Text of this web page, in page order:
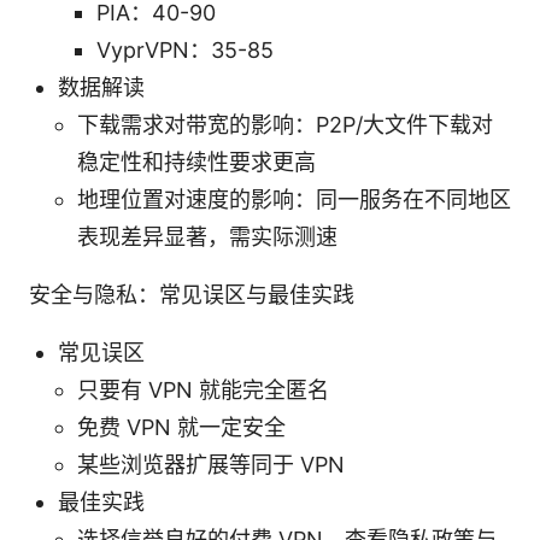
PIA：40-90
VyprVPN：35-85
数据解读
下载需求对带宽的影响：P2P/大文件下载对
稳定性和持续性要求更高
地理位置对速度的影响：同一服务在不同地区
表现差异显著，需实际测速
安全与隐私：常见误区与最佳实践
常见误区
只要有 VPN 就能完全匿名
免费 VPN 就一定安全
某些浏览器扩展等同于 VPN
最佳实践